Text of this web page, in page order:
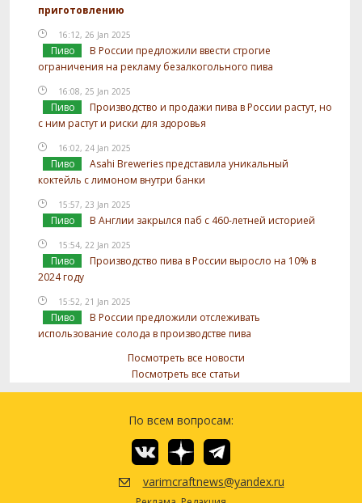
приготовлению
16:12, 26 Jan 2025
Пиво
В России предложили ввести строгие
ограничения на рекламу безалкогольного пива
16:08, 25 Jan 2025
Пиво
Производство и продажи пива в России растут, но
с ним растут и риски для здоровья
16:02, 24 Jan 2025
Пиво
Asahi Breweries представила уникальный
коктейль с лимоном внутри банки
15:57, 23 Jan 2025
Пиво В Англии закрылся паб с 460-летней историей
15:54, 22 Jan 2025
Пиво
Производство пива в России выросло на 10% в
2024 году
15:52, 21 Jan 2025
Пиво
В России предложили отслеживать
использование солода в производстве пива
Посмотреть все новости
Посмотреть все статьи
По всем вопросам:
varimcraftnews@yandex.ru